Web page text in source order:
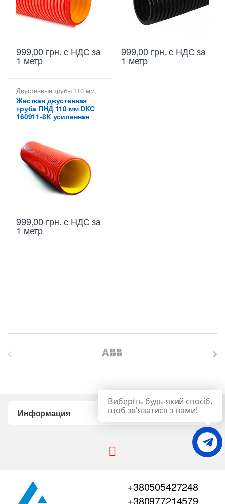
999,00 грн.с НДС за
1 метр
999,00 грн.с НДС за
1 метр
Двустенные трубы 110 мм,
Трубы двустенные ДКС
Жесткая двустенная
труба ПНД 110 мм DKC
160911-8K усиленная
999,00 грн.с НДС за
1 метр
Информация
+380505427248
+380977214579
Виберіть будь-який спосіб,
щоб зв'язатися з нами!